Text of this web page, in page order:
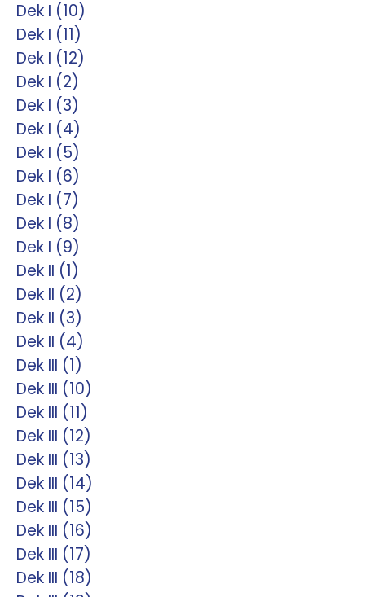
Dek I (10)
Dek I (11)
Dek I (12)
Dek I (2)
Dek I (3)
Dek I (4)
Dek I (5)
Dek I (6)
Dek I (7)
Dek I (8)
Dek I (9)
Dek II (1)
Dek II (2)
Dek II (3)
Dek II (4)
Dek III (1)
Dek III (10)
Dek III (11)
Dek III (12)
Dek III (13)
Dek III (14)
Dek III (15)
Dek III (16)
Dek III (17)
Dek III (18)